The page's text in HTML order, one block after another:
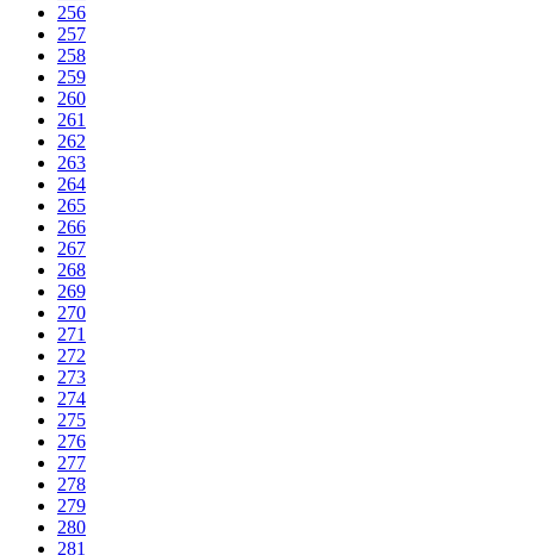
256
257
258
259
260
261
262
263
264
265
266
267
268
269
270
271
272
273
274
275
276
277
278
279
280
281